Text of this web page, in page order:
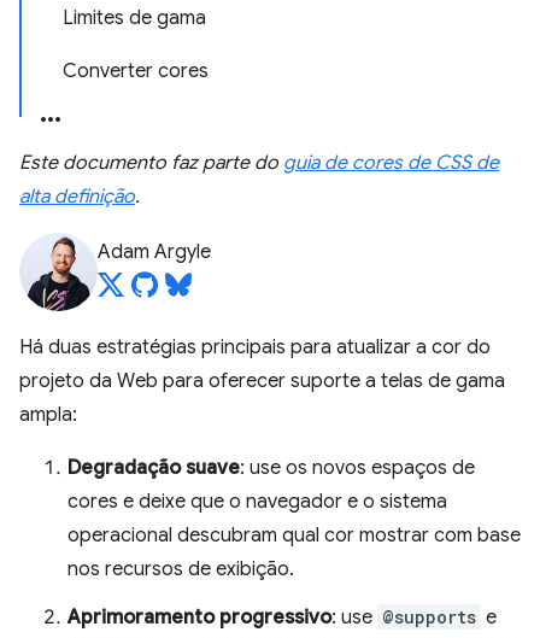
Limites de gama
Converter cores
Este documento faz parte do guia de cores de CSS de
alta definição.
Adam Argyle
Há duas estratégias principais para atualizar a cor do
projeto da Web para oferecer suporte a telas de gama
ampla:
Degradação suave: use os novos espaços de
cores e deixe que o navegador e o sistema
operacional descubram qual cor mostrar com base
nos recursos de exibição.
Aprimoramento progressivo: use @supports e